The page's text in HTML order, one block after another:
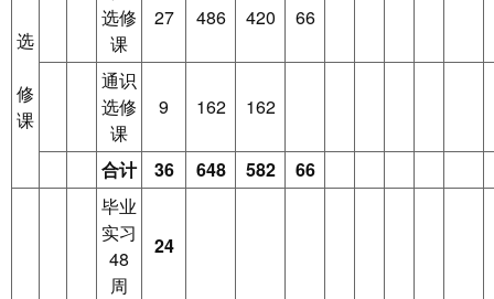
选
修
课
选修
课
27 486 420 66
通识
选修
课
9 162 162
合计 36 648 582
66
毕业
实习
48
周
24